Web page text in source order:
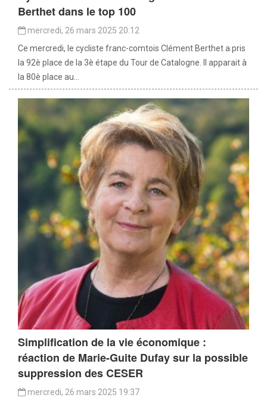
Berthet dans le top 100
mercredi, 26 mars 2025 20:12
Ce mercredi, le cycliste franc-comtois Clément Berthet a pris
la 92è place de la 3è étape du Tour de Catalogne. Il apparait à
la 80è place au...
Simplification de la vie économique :
réaction de Marie-Guite Dufay sur la possible
suppression des CESER
mercredi, 26 mars 2025 19:37